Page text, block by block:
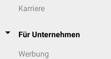
Karriere
Für Unternehmen
Werbung